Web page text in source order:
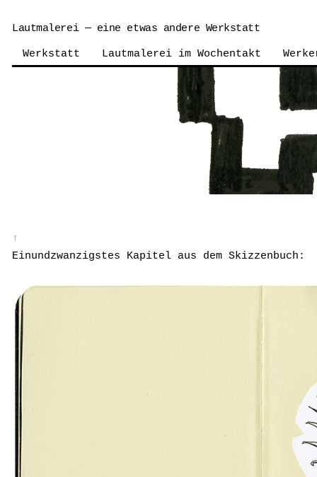
Lautmalerei — eine etwas andere Werkstatt
Werkstatt Lautmalerei im Wochentakt
↑
Einundzwanzigstes Kapitel aus dem Skizzenbuch: